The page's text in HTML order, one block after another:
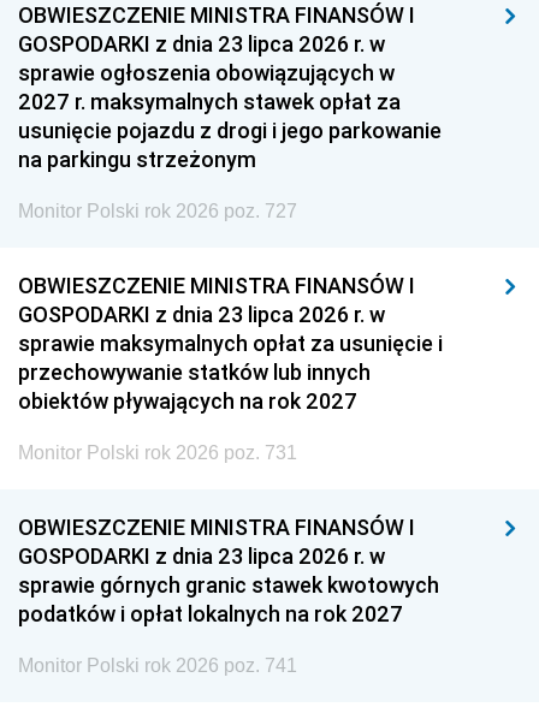
OBWIESZCZENIE MINISTRA FINANSÓW I
GOSPODARKI z dnia 23 lipca 2026 r. w
sprawie ogłoszenia obowiązujących w
2027 r. maksymalnych stawek opłat za
usunięcie pojazdu z drogi i jego parkowanie
na parkingu strzeżonym
Monitor Polski rok 2026 poz. 727
OBWIESZCZENIE MINISTRA FINANSÓW I
GOSPODARKI z dnia 23 lipca 2026 r. w
sprawie maksymalnych opłat za usunięcie i
przechowywanie statków lub innych
obiektów pływających na rok 2027
Monitor Polski rok 2026 poz. 731
OBWIESZCZENIE MINISTRA FINANSÓW I
GOSPODARKI z dnia 23 lipca 2026 r. w
sprawie górnych granic stawek kwotowych
podatków i opłat lokalnych na rok 2027
Monitor Polski rok 2026 poz. 741